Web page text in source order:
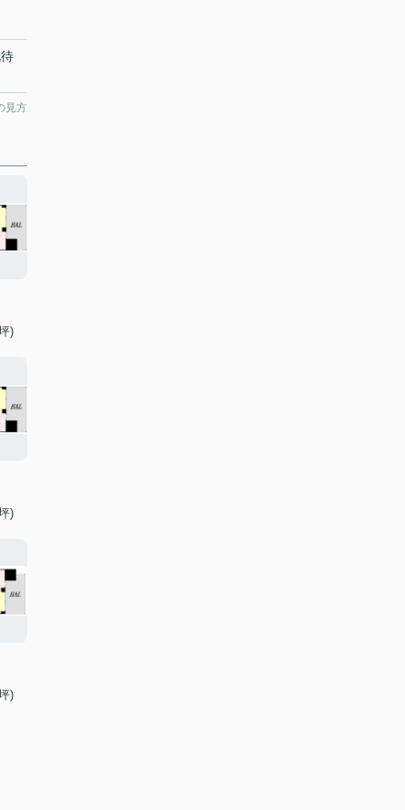
見方
)
)
)